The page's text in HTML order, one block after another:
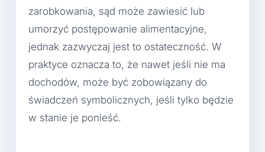
zarobkowania, sąd może zawiesić lub
umorzyć postępowanie alimentacyjne,
jednak zazwyczaj jest to ostateczność. W
praktyce oznacza to, że nawet jeśli nie ma
dochodów, może być zobowiązany do
świadczeń symbolicznych, jeśli tylko będzie
w stanie je ponieść.